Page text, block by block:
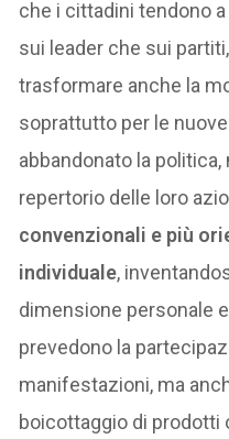
che i cittadini tendono
sui leader che sui
trasformare anche la
soprattutto per le
abbandonato la
repertorio delle loro
convenzionali e più
individuale,
dimensione personale
prevedono la
manifestazioni, ma
boicottaggio di prodotti